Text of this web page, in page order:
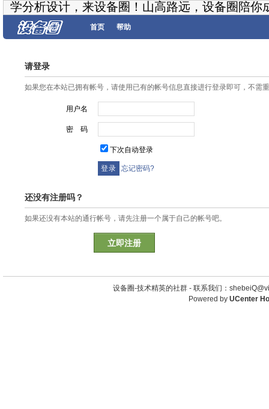
学分析设计，来设备圈！山高路远，设备圈陪你
首页 帮助
请登录
如果您在本站已拥有帐号，请使用已有的帐号信息直接进行登录即可，不需
用户名
密 码
下次自动登录
忘记密码?
还没有注册吗？
如果还没有本站的通行帐号，请先注册一个属于自己的帐号吧。
立即注册
设备圈-技术精英的社群 - 联系我们：
Powered by UCenter